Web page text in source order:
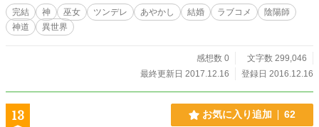
界観で書いてます。 ☆【主婦と神様の恋愛事情】のスピンオ
フです。 ☆こちらは二十年後の瑠香が登場します。 【恋日
完結 神 巫女 ツンデレ あやかし 結婚 ラブコメ
陰陽師
神道
異世界
感想数 0
文字数 299,046
最終更新日 2017.12.16
登録日 2016.12.16
13 お気に入り追加 62